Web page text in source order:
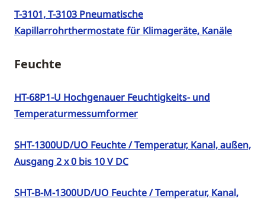
T-3101, T-3103 Pneumatische
Kapillarrohrthermostate für Klimageräte, Kanäle
Feuchte
HT-68P1-U Hochgenauer Feuchtigkeits- und
Temperaturmessumformer
SHT-1300UD/UO Feuchte / Temperatur, Kanal, außen,
Ausgang 2 x 0 bis 10 V DC
SHT-B-M-1300UD/UO Feuchte / Temperatur, Kanal,